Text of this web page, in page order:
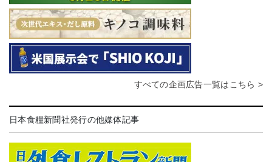
すべての企画広告一覧はこちら >
日本食糧新聞社発行の他媒体記事